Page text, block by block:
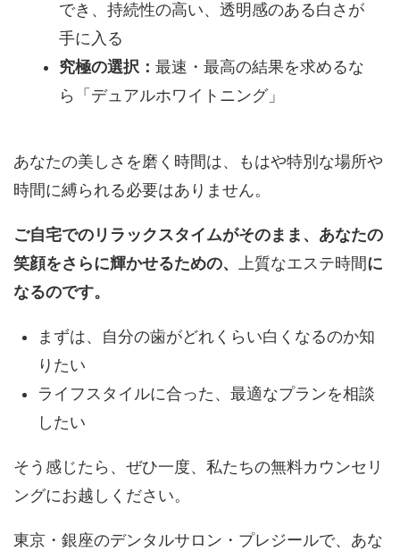
でき、持続性の高い、透明感のある白さが
手に入る
究極の選択： 最速・最高の結果を求めるな
ら「デュアルホワイトニング」
あなたの美しさを磨く時間は、もはや特別な場所や
時間に縛られる必要はありません。
ご自宅でのリラックスタイムがそのまま、あなたの
笑顔をさらに輝かせるための、 上質なエステ時間に
なるのです。
まずは、自分の歯がどれくらい白くなるのか知
りたい
ライフスタイルに合った、最適なプランを相談
したい
そう感じたら、ぜひ一度、私たちの無料カウンセリ
ングにお越しください。
東京・銀座のデンタルサロン・プレジールで、あな